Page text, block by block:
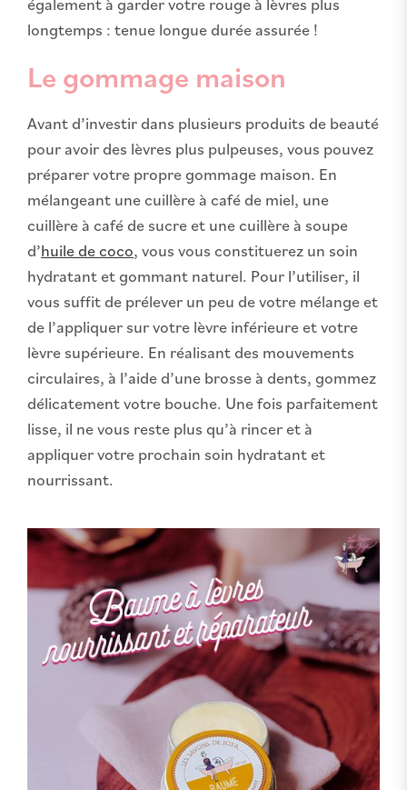
longtemps : tenue longue durée assurée !
Le gommage maison
Avant d’investir dans plusieurs produits de beauté
pour avoir des lèvres plus pulpeuses, vous pouvez
préparer votre propre gommage maison. En
mélangeant une cuillère à café de miel, une
cuillère à café de sucre et une cuillère à soupe
d’huile de coco, vous vous constituerez un soin
hydratant et gommant naturel. Pour l’utiliser, il
vous suffit de prélever un peu de votre mélange et
de l’appliquer sur votre lèvre inférieure et votre
lèvre supérieure. En réalisant des mouvements
circulaires, à l’aide d’une brosse à dents, gommez
délicatement votre bouche. Une fois parfaitement
lisse, il ne vous reste plus qu’à rincer et à
appliquer votre prochain soin hydratant et
nourrissant.